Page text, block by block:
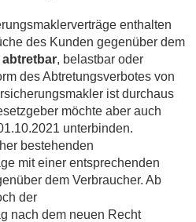
enthalten
des Kunden gegenüber dem
abtretbar, belastbar oder
des Abtretungsverbotes von
ist durchaus
möchte aber auch
unterbinden.
bestehenden
mit einer entsprechenden
dem Verbraucher. Ab
der
nach dem neuen Recht